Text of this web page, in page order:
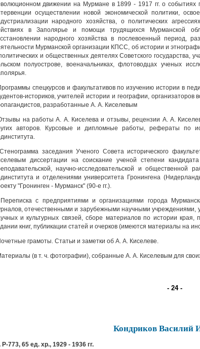
движении на Мурмане в 1899 - 1917 гг. о событиях
осуществлении новой экономической политики,
народного хозяйства, о политических
в Заполярье и помощи трудящихся Мурманской
народного хозяйства в послевоенный период,
Мурманской организации КПСС, об истории и
и общественных деятелях Советского государства,
полуострове, военачальниках, флотоводцах ученых
спецкурсов и факультативов по изучению истории в
историков, учителей истории и географии,
разработанные А. А. Киселевым
на работы А. А. Киселева и отзывы, рецензии А. А.
авторов. Курсовые и дипломные работы, рефераты по
Стенограмма заседания Ученого Совета исторического
диссертации на соискание ученой степени
научно-исследовательской и общественной
и отделениями университета Гронингена
"Гронинген - Мурманск" (90-е гг.).
Переписка с предприятиями и организациями города
отечественными и зарубежными научными
и культурных связей, сборе материалов по истории
книг, публикации статей и очерков (имеются материалы на
грамоты. Статьи и заметки об А. А. Киселеве.
(в т. ч. фотографии), собранные А. А. Киселевым для
- 24 -
Кондриков Василий
773, 65 ед. хр., 1929 - 1936 гг.